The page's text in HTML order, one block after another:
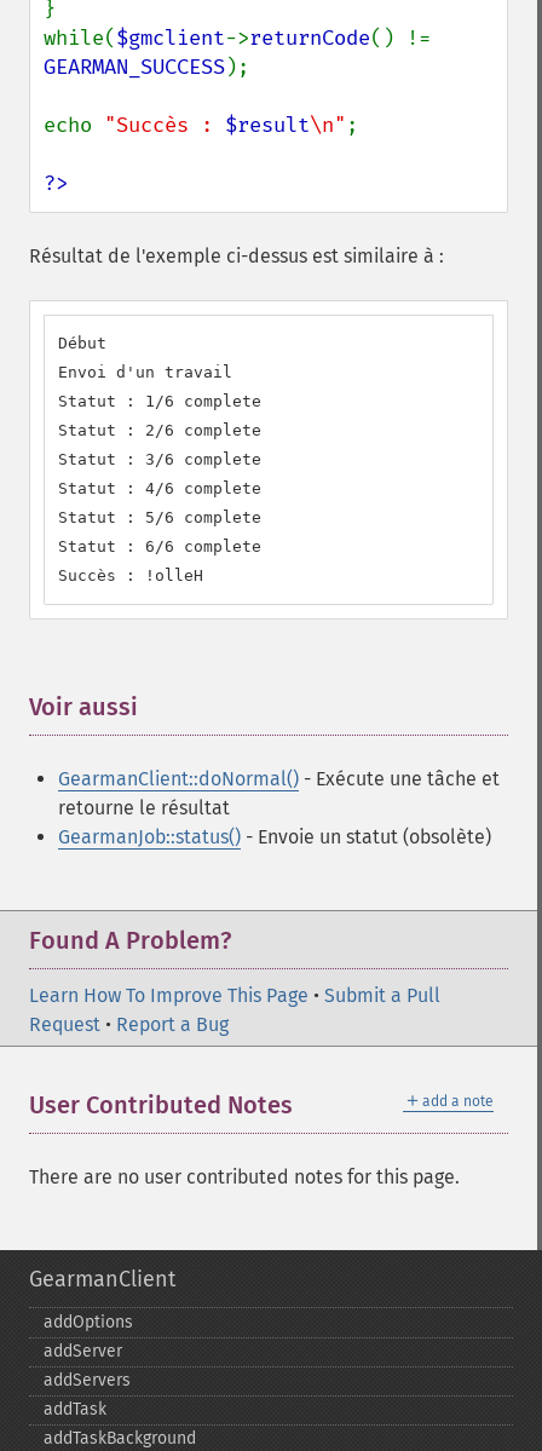
}
while($gmclient->returnCode
GEARMAN_SUCCESS);
echo "Succès : $result\n" ;
?>
Résultat de l'exemple ci-dessus est similaire à :
Début
Envoi d'un travail
Statut : 1/6 complete
Statut : 2/6 complete
Statut : 3/6 complete
Statut : 4/6 complete
Statut : 5/6 complete
Statut : 6/6 complete
Succès : !olleH
Voir aussi
GearmanClient::doNormal() - Exécute une tâche et
retourne le résultat
GearmanJob::status() - Envoie un statut (obsolète)
Found A Problem?
Learn How To Improve This Page • Submit a Pull
Request • Report a Bug
＋ add a note
User Contributed Notes
There are no user contributed notes for this page.
GearmanClient
addOptions
addServer
addServers
addTask
addTaskBackground